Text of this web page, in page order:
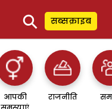
⚲ सब्सक्राइब
आपकी
राजनीति